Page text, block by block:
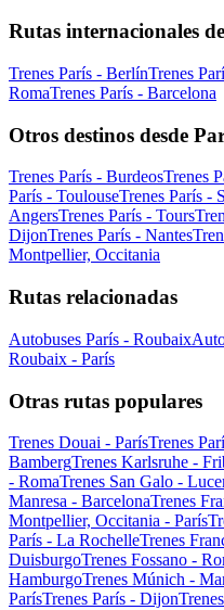
Rutas internacionales
Trenes París - BerlínTrenes
RomaTrenes París - Barcelona
Otros destinos desde
Trenes París - BurdeosTrenes
París - ToulouseTrenes París -
AngersTrenes París - Tours
DijonTrenes París - Nantes
Montpellier, Occitania
Rutas relacionadas
Autobuses París - Roubaix
Roubaix - París
Otras rutas populares
Trenes Douai - ParísTrenes
BambergTrenes Karlsruhe -
- RomaTrenes San Galo -
Manresa - BarcelonaTrenes
Montpellier, Occitania - París
París - La RochelleTrenes
DuisburgoTrenes Fossano -
HamburgoTrenes Múnich -
ParísTrenes París - Dijon